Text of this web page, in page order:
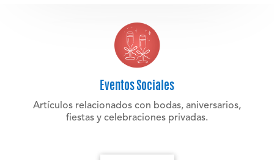
Eventos Sociales
Artículos relacionados con bodas, aniversarios,
fiestas y celebraciones privadas.